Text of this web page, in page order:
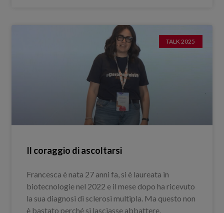
TALK 2025
Il coraggio di ascoltarsi
Francesca è nata 27 anni fa, si è laureata in
biotecnologie nel 2022 e il mese dopo ha ricevuto
la sua diagnosi di sclerosi multipla. Ma questo non
è bastato perché si lasciasse abbattere.